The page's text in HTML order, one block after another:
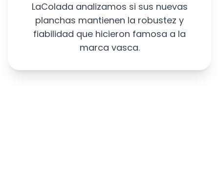
LaColada analizamos si sus nuevas
planchas mantienen la robustez y
fiabilidad que hicieron famosa a la
marca vasca.